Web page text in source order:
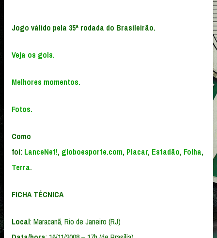
Jogo válido pela 35ª rodada do Brasileirão.
Veja os gols.
Melhores momentos.
Fotos.
Como
foi: LanceNet!, globoesporte.com, Placar, Estadão, Folha,
Terra.
FICHA TÉCNICA
Local: Maracanã, Rio de Janeiro (RJ)